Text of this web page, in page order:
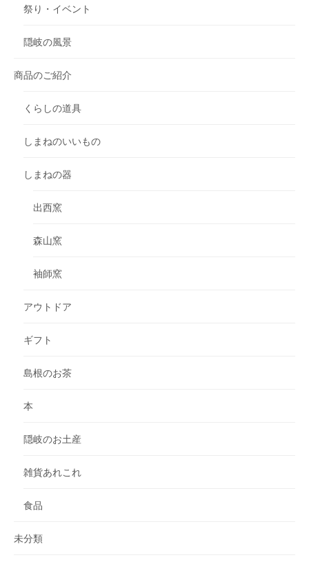
祭り・イベント
隠岐の風景
商品のご紹介
くらしの道具
しまねのいいもの
しまねの器
出西窯
森山窯
袖師窯
アウトドア
ギフト
島根のお茶
本
隠岐のお土産
雑貨あれこれ
食品
未分類